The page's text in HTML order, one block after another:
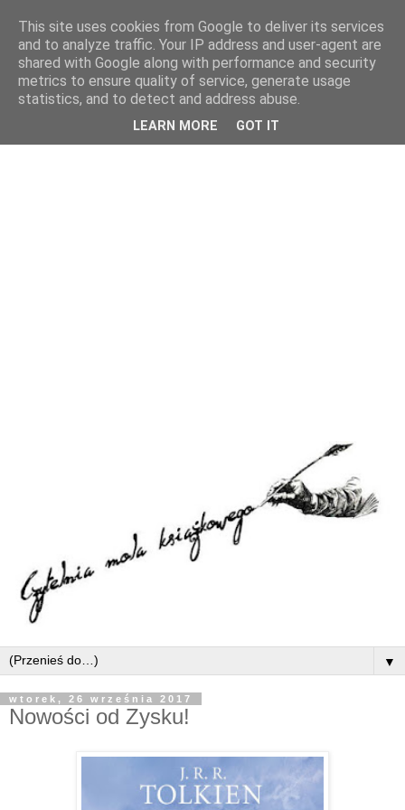
▼
wtorek, 26 września 2017
Nowości od Zysku!
This site uses cookies from Google to deliver its services
and to analyze traffic. Your IP address and user-agent are
shared with Google along with performance and security
metrics to ensure quality of service, generate usage
statistics, and to detect and address abuse.
LEARN MORE GOT IT